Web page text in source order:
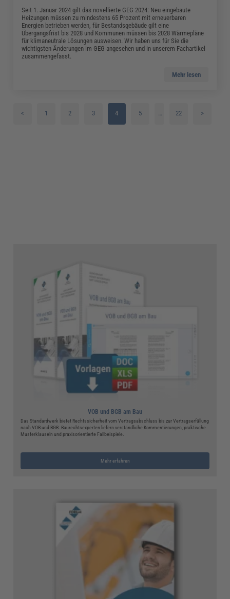
Seit 1. Januar 2024 gilt das novellierte GEG 2024: Neu eingebaute
Heizungen müssen zu mindestens 65 Prozent mit erneuerbaren
Energien betrieben werden, für Bestandsgebäude gilt eine
Übergangsfrist bis 2028 und Kommunen müssen bis 2028 Wärmepläne
für klimaneutrale Lösungen ausweisen. Wir haben uns für Sie die
wichtigsten Änderungen im GEG angesehen und in unserem Fachartikel
zusammengefasst.
Mehr lesen
< 1 2 3 4 5 … 22 >
VOB und BGB am Bau
Das Standardwerk bietet Rechtssicherheit vom Vertragsabschluss bis zur Vertragserfüllung
nach VOB und BGB. Baurechtsexperten liefern verständliche Kommentierungen, praktische
Musterklauseln und praxisorientierte Fallbeispiele.
Mehr erfahren